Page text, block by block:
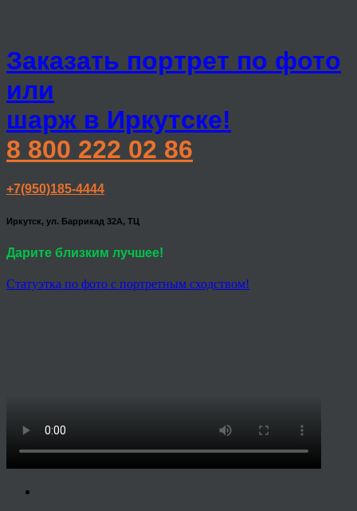
Заказать портрет по фото
или
шарж в Иркутске!
8 800 222 02 86
+7(950)185-4444
Иркутск, ул. Баррикад 32А, ТЦ
Дарите близким лучшее!
Статуэтка по фото с портретным сходством!